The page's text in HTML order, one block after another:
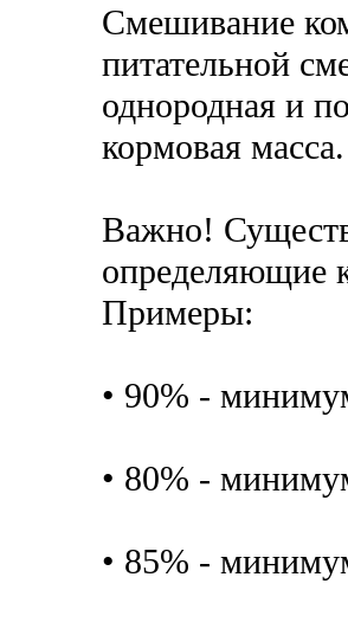
Смешивание
питательной
однородная и
кормовая масса.
Важно!
определяющие
Примеры:
• 90% -
• 80% -
• 85% -